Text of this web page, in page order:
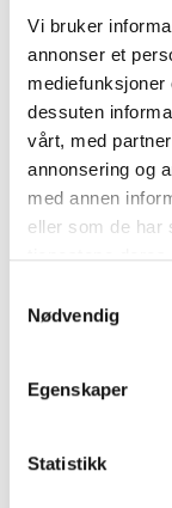
Vi bruker
annonser et
dessuten
vårt, med
annonsering og
med annen
eller som de har
tjenestene deres.
Nødvendig
Egenskaper
Statistikk
VICTRON AGM
Victron AGM-
batteri som
Kategorier:
AGM